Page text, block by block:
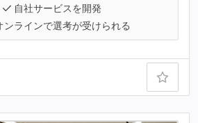
自社サービスを開発
ンラインで選考が受けられる